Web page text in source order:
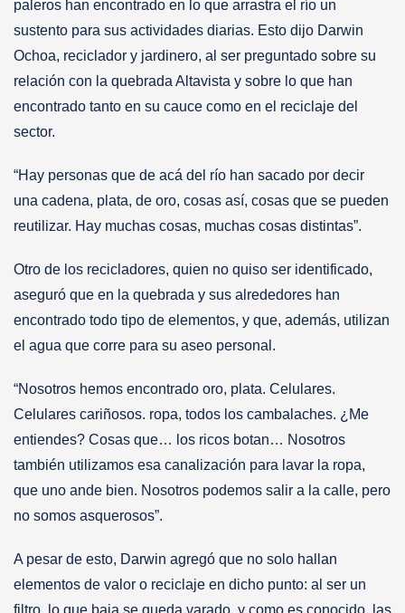
paleros han encontrado en lo que arrastra el río un
sustento para sus actividades diarias. Esto dijo Darwin
Ochoa, reciclador y jardinero, al ser preguntado sobre su
relación con la quebrada Altavista y sobre lo que han
encontrado tanto en su cauce como en el reciclaje del
sector.
“Hay personas que de acá del río han sacado por decir
una cadena, plata, de oro, cosas así, cosas que se pueden
reutilizar. Hay muchas cosas, muchas cosas distintas”.
Otro de los recicladores, quien no quiso ser identificado,
aseguró que en la quebrada y sus alrededores han
encontrado todo tipo de elementos, y que, además, utilizan
el agua que corre para su aseo personal.
“Nosotros hemos encontrado oro, plata. Celulares.
Celulares cariñosos. ropa, todos los cambalaches. ¿Me
entiendes? Cosas que… los ricos botan… Nosotros
también utilizamos esa canalización para lavar la ropa,
que uno ande bien. Nosotros podemos salir a la calle, pero
no somos asquerosos”.
A pesar de esto, Darwin agregó que no solo hallan
elementos de valor o reciclaje en dicho punto: al ser un
filtro, lo que baja se queda varado, y como es conocido, las